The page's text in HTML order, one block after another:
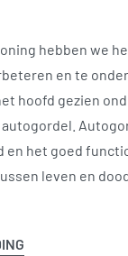
hebben we
en te
hoofd gezien
en het goed
leven en